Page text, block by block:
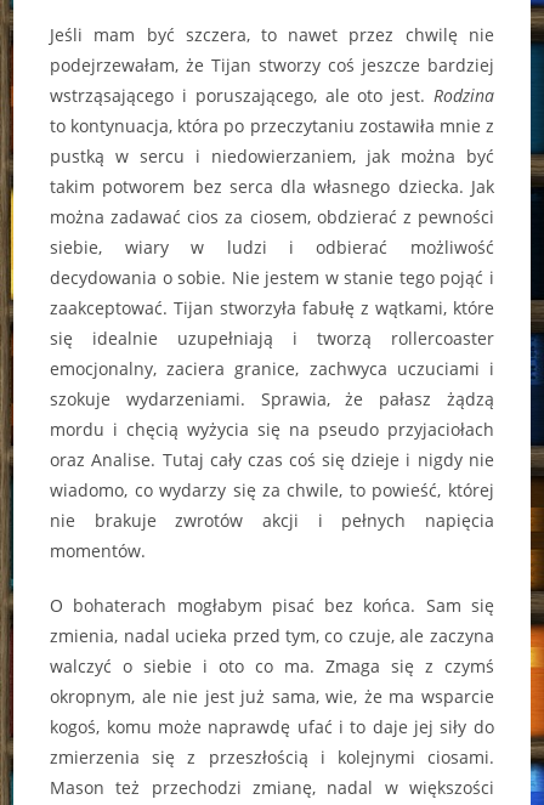
Jeśli mam być szczera, to nawet przez chwilę nie
podejrzewałam, że Tijan stworzy coś jeszcze bardziej
wstrząsającego i poruszającego, ale oto jest. Rodzina
to kontynuacja, która po przeczytaniu zostawiła mnie z
pustką w sercu i niedowierzaniem, jak można być
takim potworem bez serca dla własnego dziecka. Jak
można zadawać cios za ciosem, obdzierać z pewności
siebie, wiary w ludzi i odbierać możliwość
decydowania o sobie. Nie jestem w stanie tego pojąć i
zaakceptować. Tijan stworzyła fabułę z wątkami, które
się idealnie uzupełniają i tworzą rollercoaster
emocjonalny, zaciera granice, zachwyca uczuciami i
szokuje wydarzeniami. Sprawia, że pałasz żądzą
mordu i chęcią wyżycia się na pseudo przyjaciołach
oraz Analise. Tutaj cały czas coś się dzieje i nigdy nie
wiadomo, co wydarzy się za chwile, to powieść, której
nie brakuje zwrotów akcji i pełnych napięcia
momentów.
O bohaterach mogłabym pisać bez końca. Sam się
zmienia, nadal ucieka przed tym, co czuje, ale zaczyna
walczyć o siebie i oto co ma. Zmaga się z czymś
okropnym, ale nie jest już sama, wie, że ma wsparcie
kogoś, komu może naprawdę ufać i to daje jej siły do
zmierzenia się z przeszłością i kolejnymi ciosami.
Mason też przechodzi zmianę, nadal w większości